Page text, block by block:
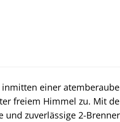
einer
freiem Himmel zu. Mit
zuverlässige 2-